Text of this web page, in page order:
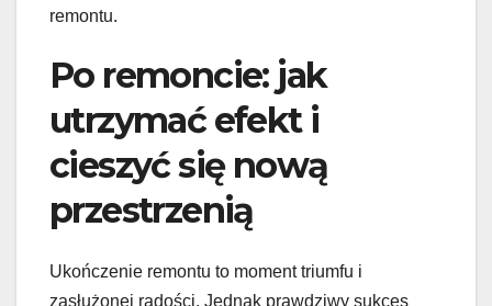
remontu.
Po remoncie: jak
utrzymać efekt i
cieszyć się nową
przestrzenią
Ukończenie remontu to moment triumfu i
zasłużonej radości. Jednak prawdziwy sukces